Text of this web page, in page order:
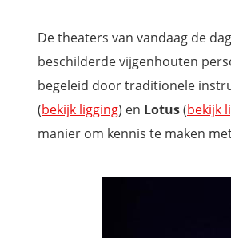
De theaters van vandaag de
beschilderde vijgenhouten
begeleid door traditionele
(bekijk ligging) en Lotus(bekijk
manier om kennis te maken